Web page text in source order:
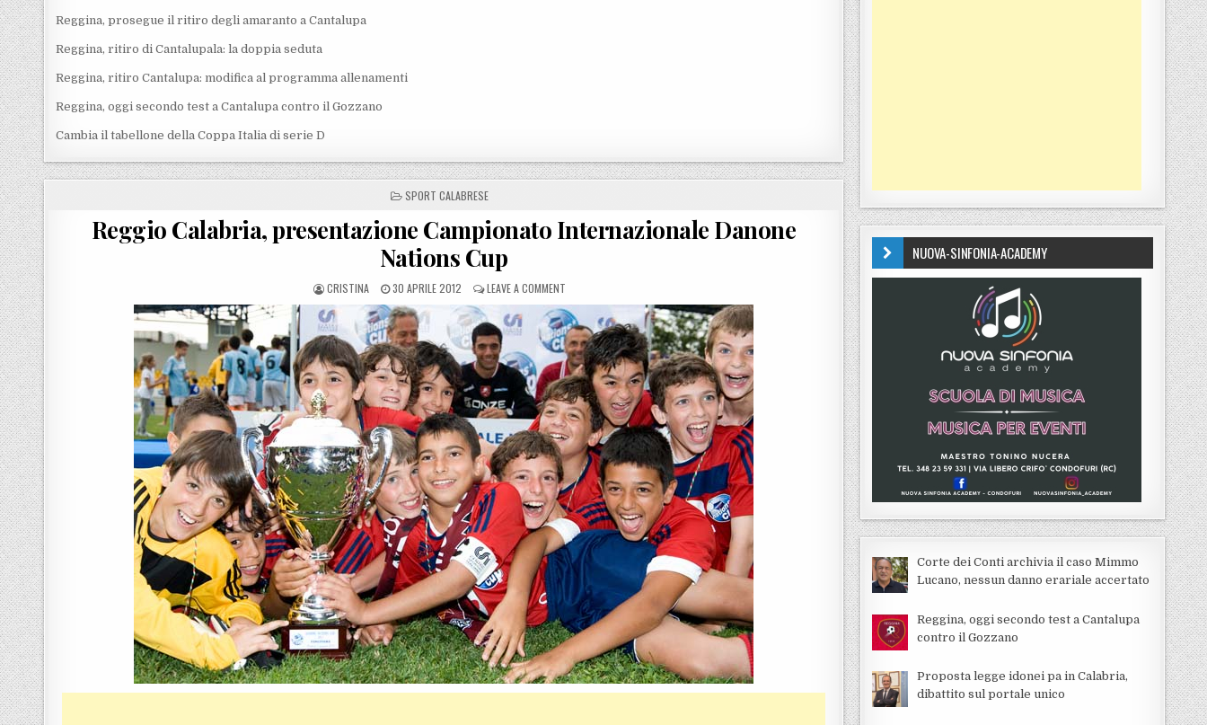
Reggina, prosegue il ritiro degli amaranto a Cantalupa
Reggina, ritiro di Cantalupala: la doppia seduta
Reggina, ritiro Cantalupa: modifica al programma allenamenti
Reggina, oggi secondo test a Cantalupa contro il Gozzano
Cambia il tabellone della Coppa Italia di serie D
POSTED IN
SPORT CALABRESE
Reggio Calabria, presentazione Campionato Internazionale Danone
Nations Cup
POSTED BY
CRISTINA POSTED ON
30 APRILE 2012 LEAVE A COMMENTON REGGIO CALABRIA, PRESENTAZIONE CAMPIONATO INTERNAZIONALE DANONE NATIONS CUP
NUOVA-SINFONIA-ACADEMY
Corte dei Conti archivia il caso Mimmo
Lucano, nessun danno erariale accertato
Reggina, oggi secondo test a Cantalupa
contro il Gozzano
Proposta legge idonei pa in Calabria,
dibattito sul portale unico